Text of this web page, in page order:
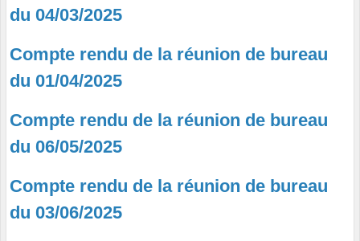
du 04/03/2025
Compte rendu de la réunion de bureau
du 01/04/2025
Compte rendu de la réunion de bureau
du 06/05/2025
Compte rendu de la réunion de bureau
du 03/06/2025